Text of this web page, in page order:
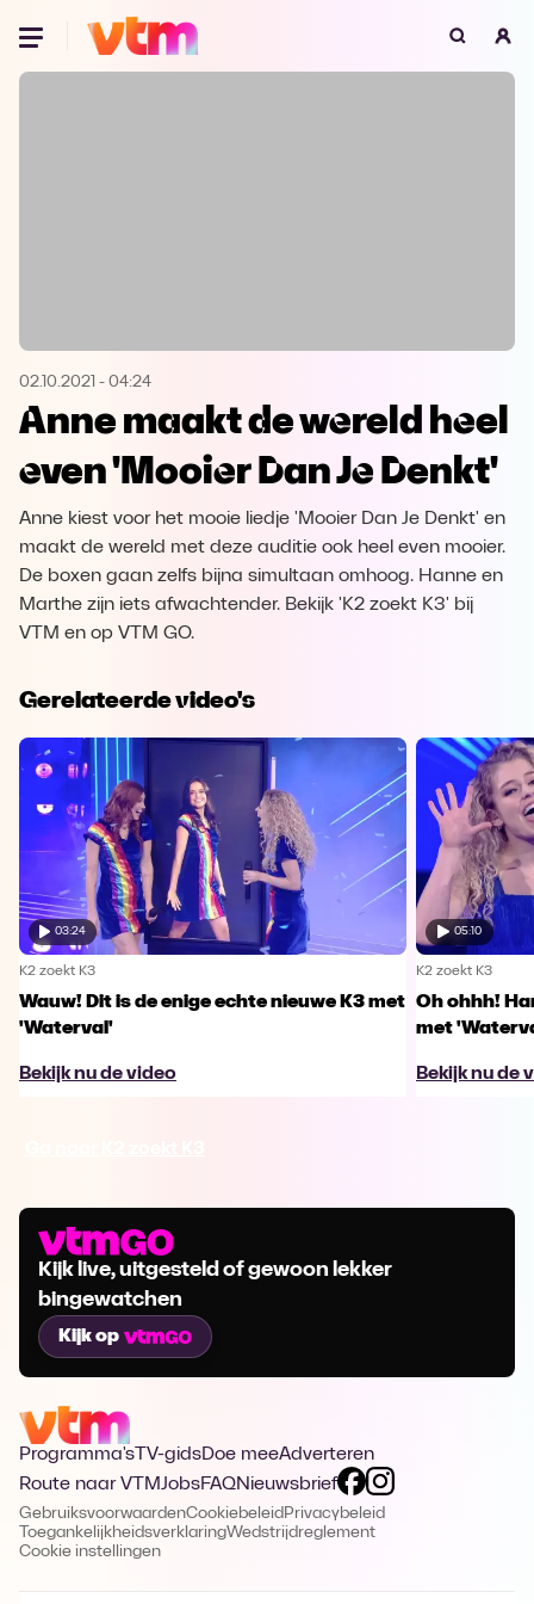
Oeps, browser niet ondersteund
Microsoft Edge Download
Opera Download
02.10.2021 - 04:24
Anne maakt de wereld heel
even 'Mooier Dan Je Denkt'
Anne kiest voor het mooie liedje 'Mooier Dan Je Denkt' en
maakt de wereld met deze auditie ook heel even mooier.
De boxen gaan zelfs bijna simultaan omhoog. Hanne en
Marthe zijn iets afwachtender. Bekijk 'K2 zoekt K3' bij
VTM en op VTM GO.
Gerelateerde video's
03:24
K2 zoekt K3
Wauw! Dit is de enige echte nieuwe K3 met
'Waterval'
Bekijk nu de video
05:10
K2 zoekt K3
Oh ohhh!
met
Bekijk nu de
Kijk live, uitgesteld of gewoon lekker
bingewatchen
Kijk op
Programma's TV-gidsDoe meeAdverteren
Route naar VTMJobsFAQNieuwsbrief
GebruiksvoorwaardenCookiebeleid Privacybeleid
ToegankelijkheidsverklaringWedstrijdreglement
Cookie instellingen